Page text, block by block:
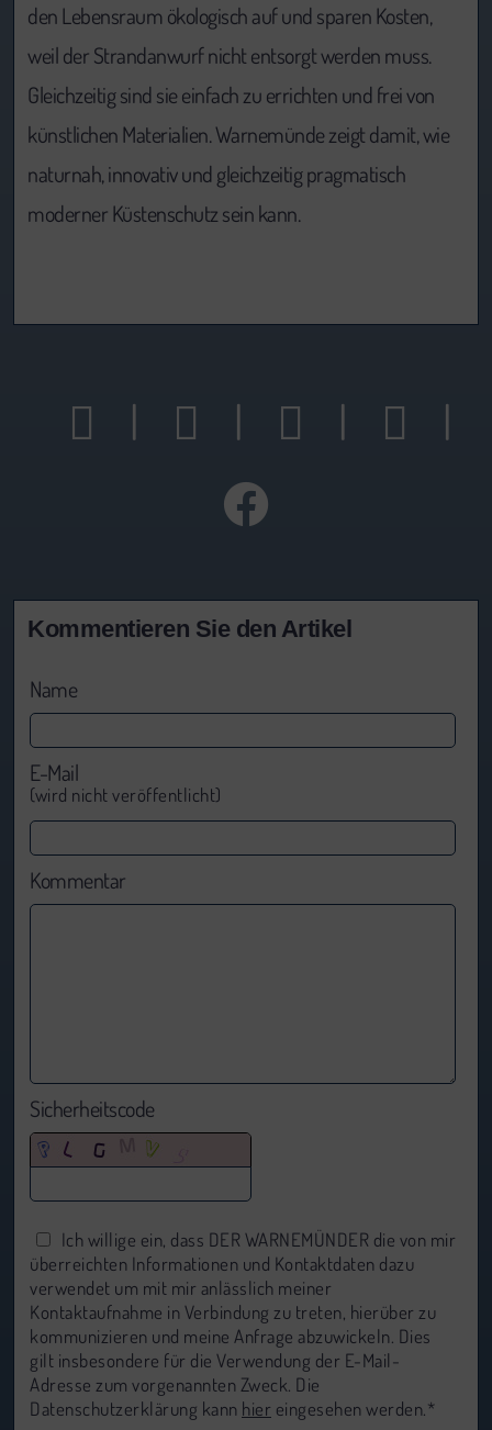
den Lebensraum ökologisch auf und sparen Kosten,
weil der Strandanwurf nicht entsorgt werden muss.
Gleichzeitig sind sie einfach zu errichten und frei von
künstlichen Materialien. Warnemünde zeigt damit, wie
naturnah, innovativ und gleichzeitig pragmatisch
moderner Küstenschutz sein kann.
| | | |
Kommentieren Sie den Artikel
Name
E-Mail
(wird nicht veröffentlicht)
Kommentar
Sicherheitscode
Ich willige ein, dass DER WARNEMÜNDER die von mir
überreichten Informationen und Kontaktdaten dazu
verwendet um mit mir anlässlich meiner
Kontaktaufnahme in Verbindung zu treten, hierüber zu
kommunizieren und meine Anfrage abzuwickeln. Dies
gilt insbesondere für die Verwendung der E-Mail-
Adresse zum vorgenannten Zweck. Die
Datenschutzerklärung kann hier eingesehen werden.*